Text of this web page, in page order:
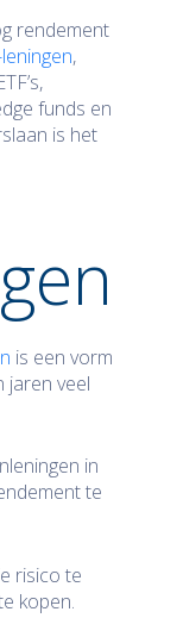
rendement
,
funds en
is het
is een vorm
jaren veel
in
te
risico te
kopen.